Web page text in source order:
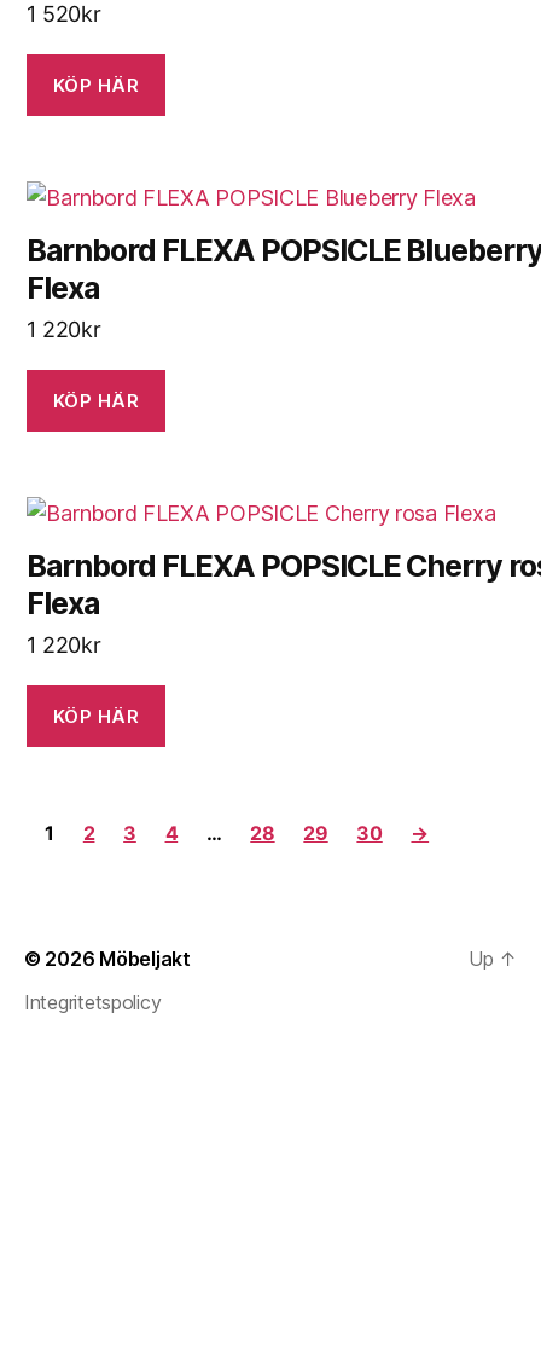
1 520kr
KÖP HÄR
Barnbord FLEXA POPSICLE
Flexa
1 220kr
KÖP HÄR
Barnbord FLEXA POPSICLE Cherry
Flexa
1 220kr
KÖP HÄR
1 2 3 4 … 28 29 30 →
© 2026 Möbeljakt
Integritetspolicy
Up ↑